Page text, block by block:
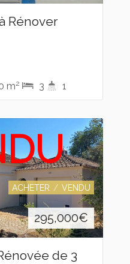
Rénover
m2 3 1
ACHETER VENDU
295,000€
de 3